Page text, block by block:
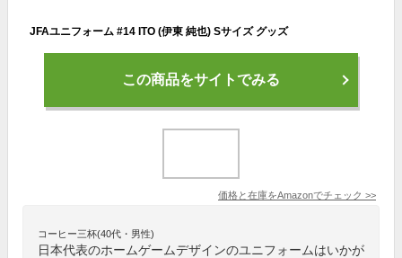
JFAユニフォーム #14 ITO (伊東 純也) Sサイズ グッズ
この商品をサイトでみる
価格と在庫をAmazonでチェック >>
コーヒー三杯(40代・男性)
日本代表のホームゲームデザインのユニフォームはいかが